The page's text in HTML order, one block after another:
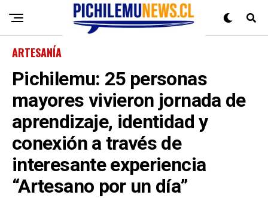
ARTESANÍA
Pichilemu: 25 personas
mayores vivieron jornada de
aprendizaje, identidad y
conexión a través de
interesante experiencia
“Artesano por un día”